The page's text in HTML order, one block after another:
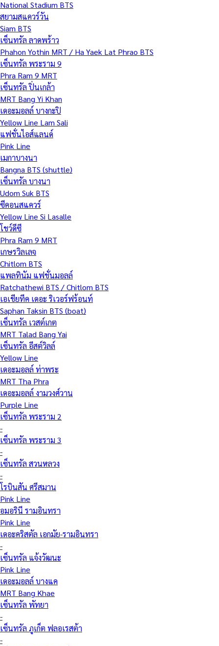
National Stadium BTS
สยามสแควร์วัน
Siam BTS
เซ็นทรัล ลาดพร้าว
Phahon Yothin MRT / Ha Yaek Lat Phrao BTS
เซ็นทรัล พระราม 9
Phra Ram 9 MRT
เซ็นทรัล ปิ่นเกล้า
MRT Bang Yi Khan
เดอะมอลล์ บางกะปิ
Yellow Line Lam Sali
แฟชั่นไอส์แลนด์
Pink Line
เมกาบางนา
Bangna BTS (shuttle)
เซ็นทรัล บางนา
Udom Suk BTS
ซีคอนสแควร์
Yellow Line Si Lasalle
โชว์ดีซี
Phra Ram 9 MRT
เกษรวิลเลจ
Chitlom BTS
แพลทินัม แฟชั่นมอลล์
Ratchathewi BTS / Chitlom BTS
เอเชียทีค เดอะ ริเวอร์ฟร้อนท์
Saphan Taksin BTS (boat)
เซ็นทรัล เวสต์เกต
MRT Talad Bang Yai
เซ็นทรัล อีสต์วิลล์
Yellow Line
เดอะมอลล์ ท่าพระ
MRT Tha Phra
เดอะมอลล์ งามวงศ์วาน
Purple Line
เซ็นทรัล พระราม 2
-
เซ็นทรัล พระราม 3
-
เซ็นทรัล สวนหลวง
-
โรบินสัน ศรีสมาน
Pink Line
อมอรินี รามอินทรา
Pink Line
เดอะคริสตัล เอกมัย-รามอินทรา
-
เซ็นทรัล แจ้งวัฒนะ
Pink Line
เดอะมอลล์ บางแค
MRT Bang Khae
เซ็นทรัล พัทยา
-
เซ็นทรัล ภูเก็ต ฟลอเรสต้า
-